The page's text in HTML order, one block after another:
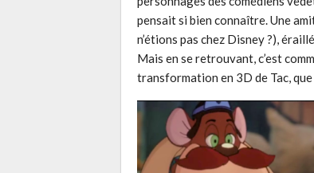
pensait si bien connaître. Une
n’étions pas chez Disney ?),
Mais en se retrouvant, c’est
transformation en 3D de Tac,